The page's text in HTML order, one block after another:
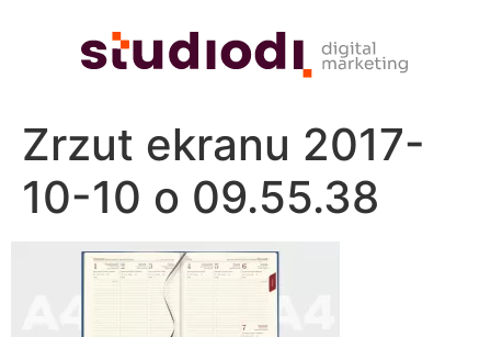
Zrzut ekranu 2017-
10-10 o 09.55.38